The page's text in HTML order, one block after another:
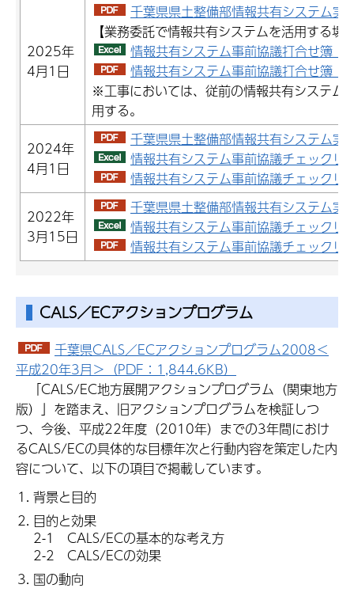
2025年
4月1日
千葉県県土整備部情報共有システム
【業務委託で情報共有システムを活用する場
情報共有システム事前協議打合せ簿
情報共有システム事前協議打合せ簿
※工事においては、従前の情報共有システム
用する。
2024年
4月1日
千葉県県土整備部情報共有システム
情報共有システム事前協議チェック
情報共有システム事前協議チェック
2022年
3月15日
千葉県県土整備部情報共有システム
情報共有システム事前協議チェック
情報共有システム事前協議チェック
CALS／ECアクションプログラム
千葉県CALS／ECアクションプログラム2008＜
平成20年3月＞（PDF：1,844.6KB）
「CALS/EC地方展開アクションプログラム（関東地方
版）」を踏まえ、旧アクションプログラムを検証しつ
つ、今後、平成22年度（2010年）までの3年間におけ
るCALS/ECの具体的な目標年次と行動内容を策定した内
容について、以下の項目で掲載しています。
背景と目的
目的と効果
2-1 CALS/ECの基本的な考え方
2-2 CALS/ECの効果
国の動向